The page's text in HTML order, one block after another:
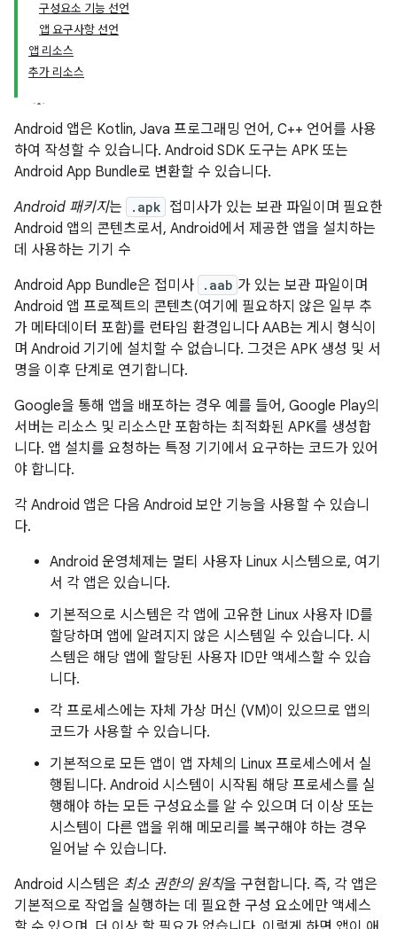
구성요소 기능 선언
앱 요구사항 선언
앱 리소스
추가 리소스
Android 앱은 Kotlin, Java 프로그래밍 언어, C++ 언어를 사용
하여 작성할 수 있습니다. Android SDK 도구는 APK 또는
Android App Bundle로 변환할 수 있습니다.
Android 패키지는 .apk 접미사가 있는 보관 파일이며 필요한
Android 앱의 콘텐츠로서, Android에서 제공한 앱을 설치하는
데 사용하는 기기 수
Android App Bundle은 접미사
.aab 가 있는 보관 파일이며
Android 앱 프로젝트의 콘텐츠(여기에 필요하지 않은 일부 추
가 메타데이터 포함)를 런타임 환경입니다 AAB는 게시 형식이
며 Android 기기에 설치할 수 없습니다. 그것은 APK 생성 및 서
명을 이후 단계로 연기합니다.
Google을 통해 앱을 배포하는 경우 예를 들어, Google Play의
서버는 리소스 및 리소스만 포함하는 최적화된 APK를 생성합
니다. 앱 설치를 요청하는 특정 기기에서 요구하는 코드가 있어
야 합니다.
각 Android 앱은 다음 Android 보안 기능을 사용할 수 있습니
다.
Android 운영체제는 멀티 사용자 Linux 시스템으로, 여기
서 각 앱은 있습니다.
기본적으로 시스템은 각 앱에 고유한 Linux 사용자 ID를
할당하며 앱에 알려지지 않은 시스템일 수 있습니다. 시
스템은 해당 앱에 할당된 사용자 ID만 액세스할 수 있습
니다.
각 프로세스에는 자체 가상 머신 (VM)이 있으므로 앱의
코드가 사용할 수 있습니다.
기본적으로 모든 앱이 앱 자체의 Linux 프로세스에서 실
행됩니다. Android 시스템이 시작됨 해당 프로세스를 실
행해야 하는 모든 구성요소를 알 수 있으며 더 이상 또는
시스템이 다른 앱을 위해 메모리를 복구해야 하는 경우
일어날 수 있습니다.
Android 시스템은 최소 권한의 원칙을 구현합니다. 즉, 각 앱은
기본적으로 작업을 실행하는 데 필요한 구성 요소에만 액세스